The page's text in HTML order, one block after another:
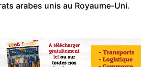
arabes unis au Royaume-Uni.